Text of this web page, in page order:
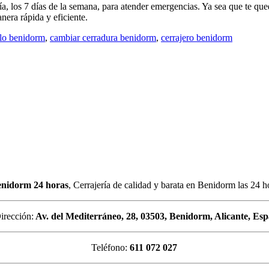
7 días de la semana, para atender emergencias. Ya sea que te
rápida y eficiente.
benidorm, cambiar cerradura benidorm, cerrajero benidorm
24 horas, Cerrajería de calidad y barata en Benidorm las 24
Av. del Mediterráneo, 28, 03503, Benidorm, Alicante,
Teléfono: 611 072 027